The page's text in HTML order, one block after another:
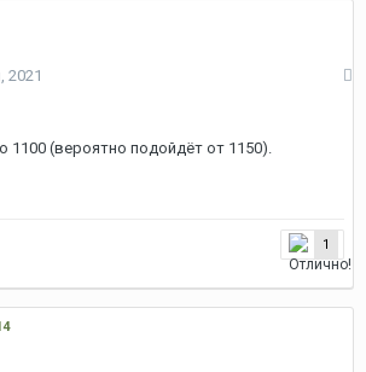
2021
1100 (вероятно подойдёт от 1150).
1